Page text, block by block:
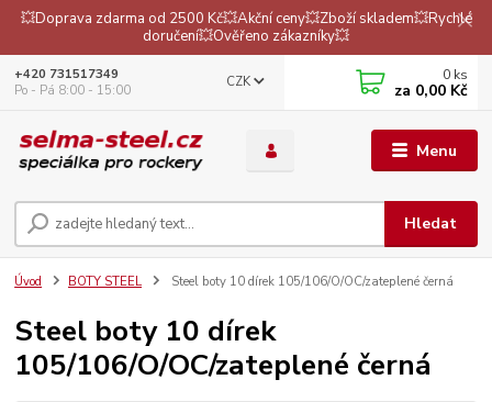
💥Doprava zdarma od 2500 Kč💥Akční ceny💥Zboží skladem💥Rychlé
doručení💥Ověřeno zákazníky💥
Menu
CZK
Hledat
+420 731517349
Po - Pá 8:00 - 15:00
0 ks
za 0,00 Kč
Úvod BOTY STEEL Steel boty 10 dírek 105/106/O/OC/zateplené černá
Steel boty 10 dírek
105/106/O/OC/zateplené černá